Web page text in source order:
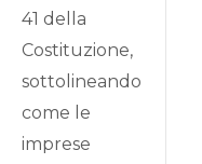
41 della
Costituzione,
sottolineando
come le
imprese